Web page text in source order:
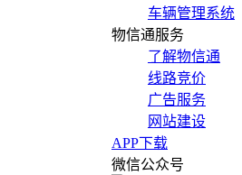
车辆管理系统
物信通服务
了解物信通
线路竞价
广告服务
网站建设
APP下载
微信公众号